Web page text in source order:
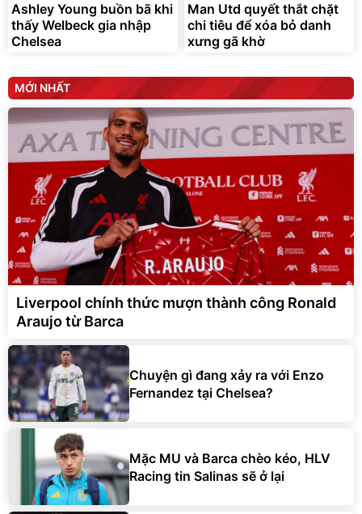
Ashley Young buồn bã khi
thấy Welbeck gia nhập
Chelsea
Man Utd quyết thắt chặt
chi tiêu để xóa bỏ danh
xưng gã khờ
MỚI NHẤT
Liverpool chính thức mượn thành công Ronald
Araujo từ Barca
Chuyện gì đang xảy ra với Enzo
Fernandez tại Chelsea?
Mặc MU và Barca chèo kéo, HLV
Racing tin Salinas sẽ ở lại